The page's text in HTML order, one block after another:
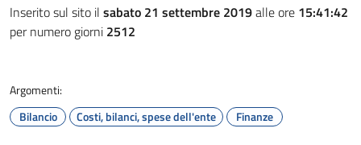
Inserito sul sito il sabato 21 settembre 2019alle ore 15:41:42
per numero giorni 2512
Argomenti:
Bilancio
Costi, bilanci, spese dell'ente Finanze